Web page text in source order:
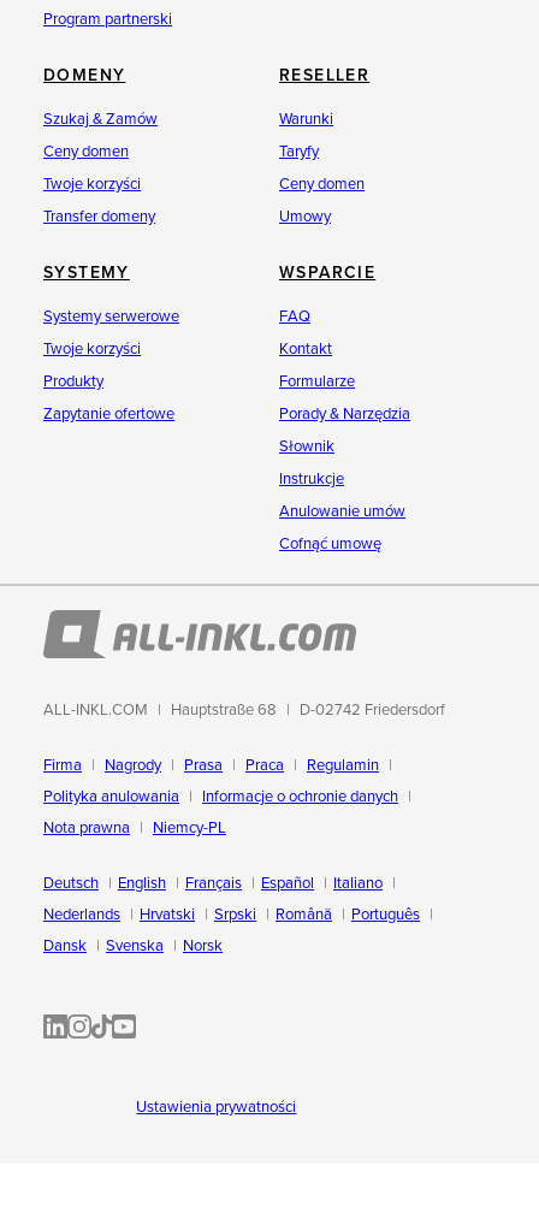
Program partnerski
DOMENY
Szukaj & Zamów
Ceny domen
Twoje korzyści
Transfer domeny
RESELLER
Warunki
Taryfy
Ceny domen
Umowy
SYSTEMY
Systemy serwerowe
Twoje korzyści
Produkty
Zapytanie ofertowe
WSPARCIE
FAQ
Kontakt
Formularze
Porady & Narzędzia
Słownik
Instrukcje
Anulowanie umów
Cofnąć umowę
ALL-INKL.COM Hauptstraße 68 D-02742 Friedersdorf
Firma Nagrody Prasa Praca
Regulamin
Polityka anulowania
Informacje o ochronie danych
Nota prawna
Niemcy-PL
Deutsch English Français Español
Italiano
Nederlands
Hrvatski Srpski Română
Português
Dansk
Svenska Norsk
ALL-INKL.COM | LinkedIn
ALL-INKL.COM • Instagram photos and videos
ALL-INKL.COM | TikTok
ALLINKL.COM - YouTube
Ustawienia prywatności